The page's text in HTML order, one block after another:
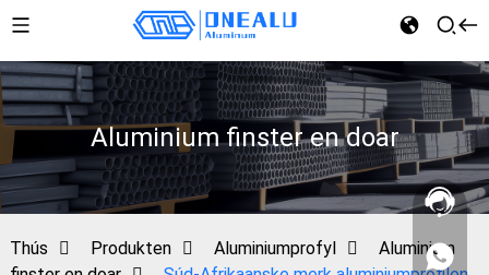
Aluminium finster en doar
Thús Produkten Aluminiumprofyl
Aluminium